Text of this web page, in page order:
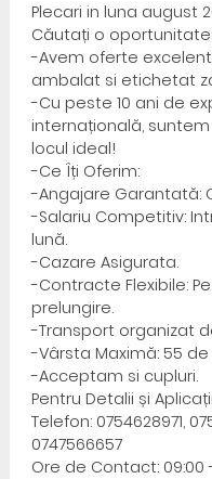
Plecari in luna august
Căutați o
-Avem oferte
ambalat si etichetat
-Cu peste 10 ani de
internațională,
locul ideal!
-Ce Îți Oferim:
-Angajare Garantată:
-Salariu Competitiv:
lună.
-Cazare Asigurata.
-Contracte Flexibile:
prelungire.
-Transport organizat
-Vârsta Maximă: 55 de
-Acceptam si cupluri.
Pentru Detalii și
Telefon: 0754628971,
0747566657
Ore de Contact: 09:00